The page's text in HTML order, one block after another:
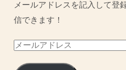
メールアドレスを記入して登
信できます！
メ